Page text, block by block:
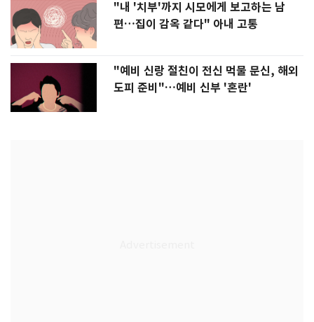
"내 '치부'까지 시모에게 보고하는 남
편…집이 감옥 같다" 아내 고통
"예비 신랑 절친이 전신 먹물 문신, 해외
도피 준비"…예비 신부 '혼란'